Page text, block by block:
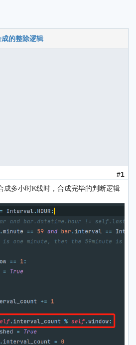
的整除逻辑
#1
成多小时K线时，合成完毕的判断逻辑